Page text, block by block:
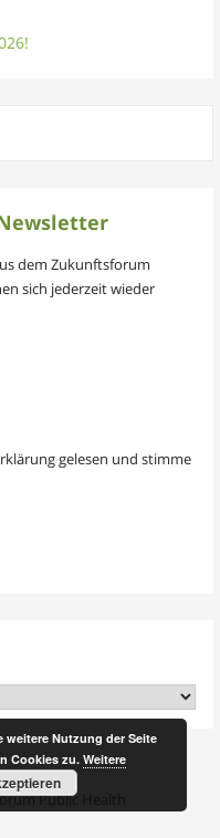
dem Zukunftsforum
sich jederzeit wieder
gelesen und stimme
Public Health
weitere Nutzung der Seite
Cookies zu. Weitere